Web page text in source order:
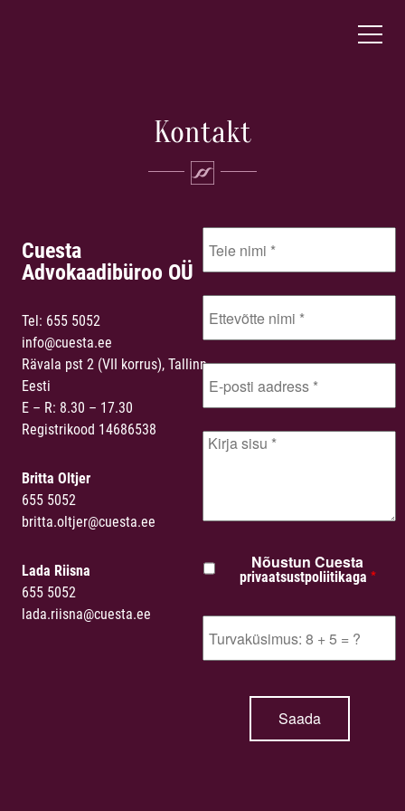
Kontakt
Cuesta
Advokaadibüroo OÜ
Tel: 655 5052
info@cuesta.ee
Rävala pst 2 (VII korrus), Tallinn,
Eesti
E – R: 8.30 – 17.30
Registrikood 14686538
Britta Oltjer
655 5052
britta.oltjer@cuesta.ee
Lada Riisna
655 5052
lada.riisna@cuesta.ee
Nõustun Cuesta
privaatsustpoliitikaga *